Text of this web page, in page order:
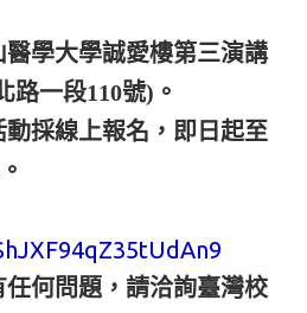
醫學大學誠愛樓第三演講
路一段110號)。
動採線上報名，即日起至
任何問題，請洽詢臺灣校